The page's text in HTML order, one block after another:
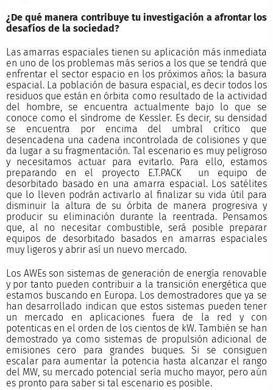
¿De qué manera contribuye tu investigación a afrontar los
desafíos de la sociedad?
Las amarras espaciales tienen su aplicación más inmediata
en uno de los problemas más serios a los que se tendrá que
enfrentar el sector espacio en los próximos años: la basura
espacial. La población de basura espacial, es decir todos los
residuos que están en órbita como resultado de la actividad
del hombre, se encuentra actualmente bajo lo que se
conoce como el síndrome de Kessler. Es decir, su densidad
se encuentra por encima del umbral crítico que
desencadena una cadena incontrolada de colisiones y que
da lugar a su fragmentación. Tal escenario es muy peligroso
y necesitamos actuar para evitarlo. Para ello, estamos
preparando en el proyecto E.T.PACK un equipo de
desorbitado basado en una amarra espacial. Los satélites
que lo lleven podrán activarlo al finalizar su vida útil para
disminuir la altura de su órbita de manera progresiva y
producir su eliminación durante la reentrada. Pensamos
que, al no necesitar combustible, será posible preparar
equipos de desorbitado basados en amarras espaciales
muy ligeros y abrir así un nuevo mercado.
Los AWEs son sistemas de generación de energía renovable
y por tanto pueden contribuir a la transición energética que
estamos buscando en Europa. Los demostradores que ya se
han desarrollado indican que estos sistemas pueden tener
un mercado en aplicaciones fuera de la red y con
potenticas en el orden de los cientos de kW. También se han
demostrado ya como sistemas de propulsión adicional de
emisiones cero para grandes buques. Si se consiguen
escalar para aumentar la potencia hasta alcanzar el rango
del MW, su mercado potencial sería mucho mayor, pero aún
es pronto para saber si tal escenario es posible.